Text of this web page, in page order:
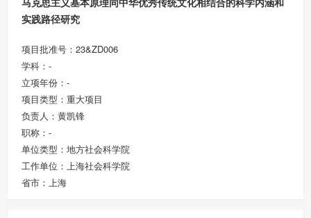
实践路径研究
项目批准号：23&ZD006
学科：-
立项年份：-
项目类型：重大项目
负责人：黄凯锋
职称：-
单位类型：地方社会科学院
工作单位：上海社会科学院
省市：上海